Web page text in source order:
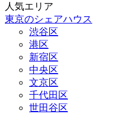
人気エリア
東京のシェアハウス
渋谷区
港区
新宿区
中央区
文京区
千代田区
世田谷区